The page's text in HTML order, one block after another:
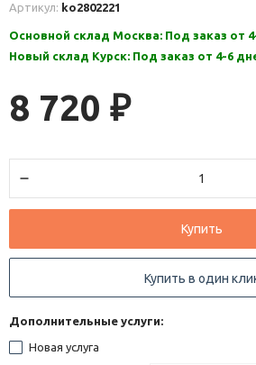
Артикул: ko2802221
Основной склад Москва: Под заказ от
Новый склад Курск: Под заказ от 4-6
8 720 ₽
Купить
Купить в один
Дополнительные услуги:
Новая услуга